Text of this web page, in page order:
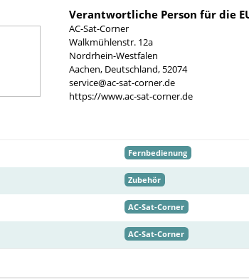
Verantwortliche Person für die
AC-Sat-Corner
Walkmühlenstr. 12a
Nordrhein-Westfalen
Aachen, Deutschland, 52074
service@ac-sat-corner.de
https://www.ac-sat-corner.de
Fernbedienung
Zubehör
AC-Sat-Corner
AC-Sat-Corner